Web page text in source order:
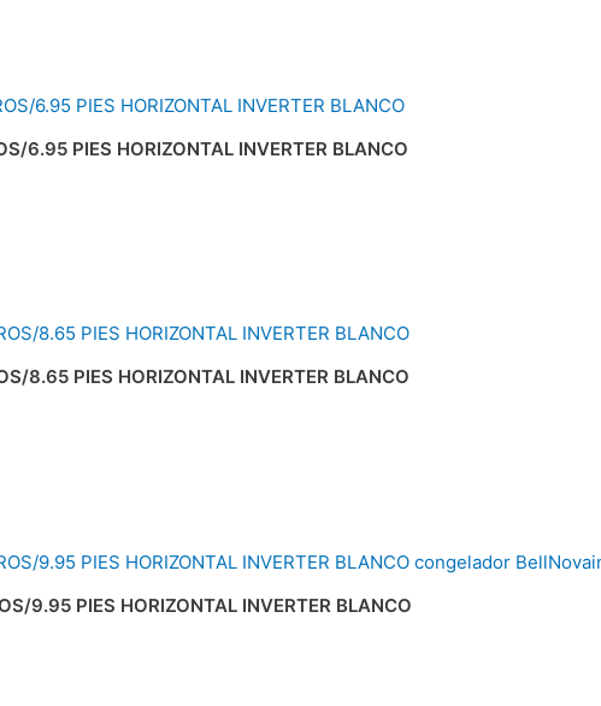
6.95 PIES HORIZONTAL INVERTER BLANCO
8.65 PIES HORIZONTAL INVERTER BLANCO
9.95 PIES HORIZONTAL INVERTER BLANCO